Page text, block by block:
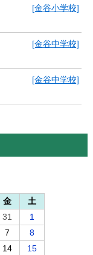
[金谷小学校]
[金谷中学校]
[金谷中学校]
金
土
31
1
7
8
14 15